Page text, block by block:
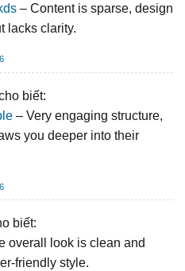
– Content is sparse, design
lacks clarity.
biết:
– Very engaging structure,
you deeper into their
biết:
overall look is clean and
friendly style.